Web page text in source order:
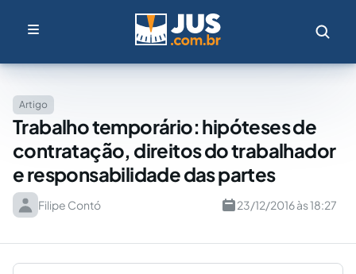
Artigo
Trabalho temporário: hipóteses de
contratação, direitos do trabalhador
e responsabilidade das partes
Filipe Contó 23/12/2016 às 18:27